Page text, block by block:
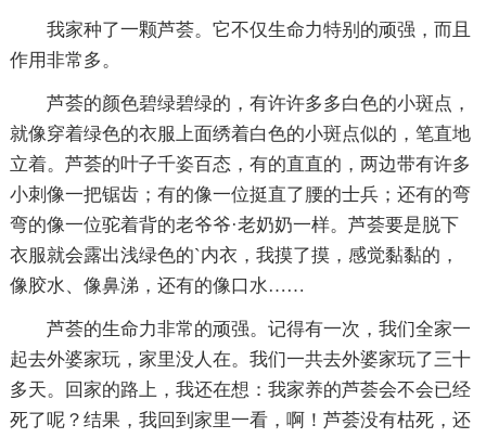
我家种了一颗芦荟。它不仅生命力特别的顽强，而且
作用非常多。
芦荟的颜色碧绿碧绿的，有许许多多白色的小斑点，
就像穿着绿色的衣服上面绣着白色的小斑点似的，笔直地
立着。芦荟的叶子千姿百态，有的直直的，两边带有许多
小刺像一把锯齿；有的像一位挺直了腰的士兵；还有的弯
弯的像一位驼着背的老爷爷·老奶奶一样。芦荟要是脱下
衣服就会露出浅绿色的`内衣，我摸了摸，感觉黏黏的，
像胶水、像鼻涕，还有的像口水……
芦荟的生命力非常的顽强。记得有一次，我们全家一
起去外婆家玩，家里没人在。我们一共去外婆家玩了三十
多天。回家的路上，我还在想：我家养的芦荟会不会已经
死了呢？结果，我回到家里一看，啊！芦荟没有枯死，还